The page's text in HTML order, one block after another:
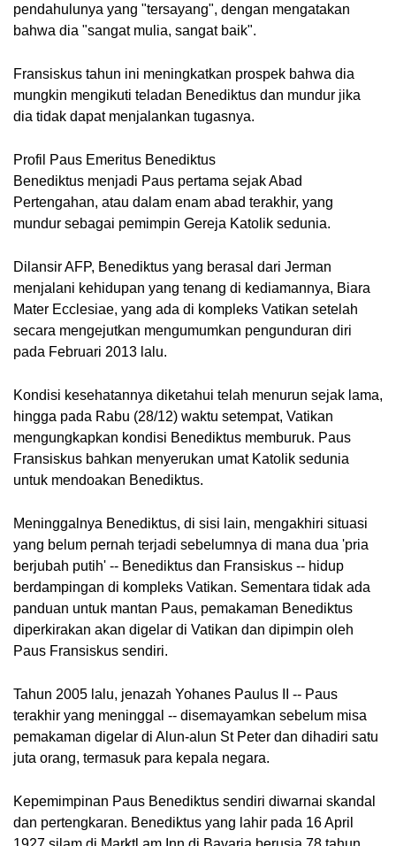
pendahulunya yang "tersayang", dengan mengatakan
bahwa dia "sangat mulia, sangat baik".
Fransiskus tahun ini meningkatkan prospek bahwa dia
mungkin mengikuti teladan Benediktus dan mundur jika
dia tidak dapat menjalankan tugasnya.
Profil Paus Emeritus Benediktus
Benediktus menjadi Paus pertama sejak Abad
Pertengahan, atau dalam enam abad terakhir, yang
mundur sebagai pemimpin Gereja Katolik sedunia.
Dilansir AFP, Benediktus yang berasal dari Jerman
menjalani kehidupan yang tenang di kediamannya, Biara
Mater Ecclesiae, yang ada di kompleks Vatikan setelah
secara mengejutkan mengumumkan pengunduran diri
pada Februari 2013 lalu.
Kondisi kesehatannya diketahui telah menurun sejak lama,
hingga pada Rabu (28/12) waktu setempat, Vatikan
mengungkapkan kondisi Benediktus memburuk. Paus
Fransiskus bahkan menyerukan umat Katolik sedunia
untuk mendoakan Benediktus.
Meninggalnya Benediktus, di sisi lain, mengakhiri situasi
yang belum pernah terjadi sebelumnya di mana dua 'pria
berjubah putih' -- Benediktus dan Fransiskus -- hidup
berdampingan di kompleks Vatikan. Sementara tidak ada
panduan untuk mantan Paus, pemakaman Benediktus
diperkirakan akan digelar di Vatikan dan dipimpin oleh
Paus Fransiskus sendiri.
Tahun 2005 lalu, jenazah Yohanes Paulus II -- Paus
terakhir yang meninggal -- disemayamkan sebelum misa
pemakaman digelar di Alun-alun St Peter dan dihadiri satu
juta orang, termasuk para kepala negara.
Kepemimpinan Paus Benediktus sendiri diwarnai skandal
dan pertengkaran. Benediktus yang lahir pada 16 April